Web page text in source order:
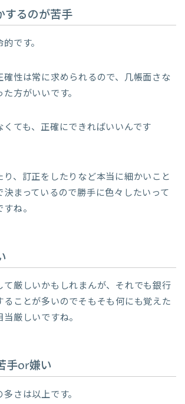
するのが苦手
です。
確性は常に求められるので、几帳面さな
方がいいです。
くても、正確にできればいいんです
り、訂正をしたりなど本当に細かいこと
決まっているので勝手に色々したいって
ね。
て厳しいかもしれまんが、それでも銀行
ることが多いのでそもそも何にも覚えた
厳しいですね。
手or嫌い
さは以上です。